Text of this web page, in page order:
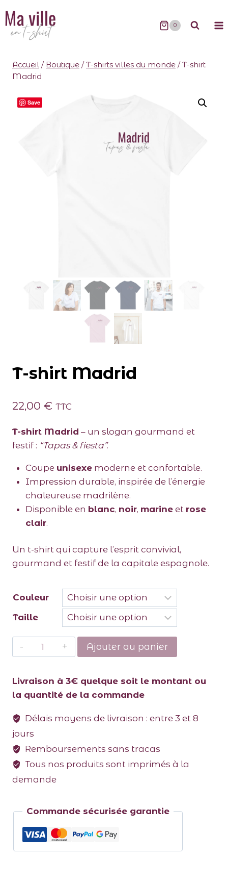
0
Accueil / Boutique / T-shirts villes du monde / T-shirt
Madrid
Save
T-shirt Madrid
22,00 € TTC
T-shirt Madrid – un slogan gourmand et
festif : “Tapas & fiesta”.
Coupe unisexemoderne et confortable.
Impression durable, inspirée de l’énergie
chaleureuse madrilène.
Disponible en blanc, noir, marineet rose
clair.
Un t-shirt qui capture l’esprit convivial,
gourmand et festif de la capitale espagnole.
Couleur
Taille
Ajouter au panier
Livraison à 3€ quelque soit le montant ou
la quantité de la commande
Délais moyens de livraison : entre 3 et 8
jours
Remboursements sans tracas
Tous nos produits sont imprimés à la
demande
Commande sécurisée garantie